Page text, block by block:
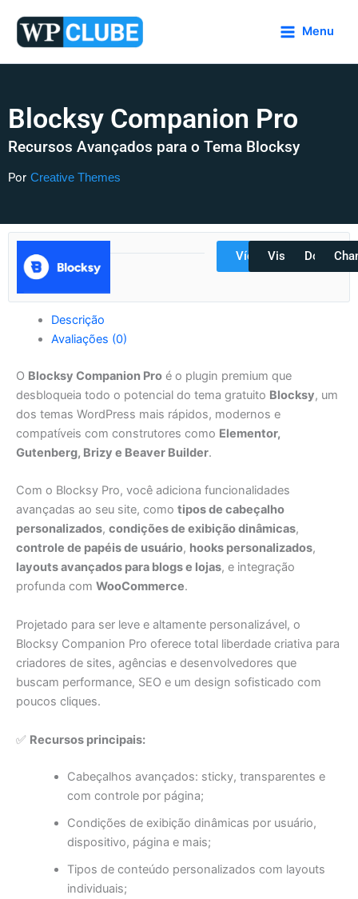
para
conteúdo
Menu
Blocksy Companion Pro
Recursos Avançados para o Tema Blocksy
Por Creative Themes
VídeosVisualizarDocs
Descrição
Avaliações (0)
O Blocksy Companion Pro é o plugin premium que
desbloqueia todo o potencial do tema gratuito Blocksy, um
dos temas WordPress mais rápidos, modernos e
compatíveis com construtores como Elementor,
Gutenberg, Brizy e Beaver Builder.
Com o Blocksy Pro, você adiciona funcionalidades
avançadas ao seu site, como tipos de cabeçalho
personalizados, condições de exibição dinâmicas,
controle de papéis de usuário, hooks personalizados,
layouts avançados para blogs e lojas, e integração
profunda com WooCommerce.
Projetado para ser leve e altamente personalizável, o
Blocksy Companion Pro oferece total liberdade criativa para
criadores de sites, agências e desenvolvedores que
buscam performance, SEO e um design sofisticado com
poucos cliques.
✅ Recursos principais:
Cabeçalhos avançados: sticky, transparentes e
com controle por página;
Condições de exibição dinâmicas por usuário,
dispositivo, página e mais;
Tipos de conteúdo personalizados com layouts
individuais;